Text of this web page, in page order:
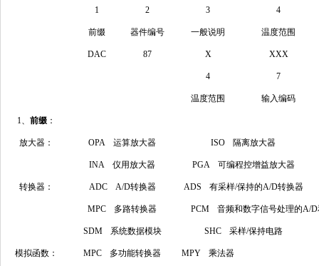
1 2 3 4
前缀 器件编号 一般说明 温度范围
DAC 87 X XXX
4 7
温度范围 输入编码
1、 前缀 ：
放大器： OPA 运算放大器 ISO 隔离放大器
INA 仪用放大器 PGA 可编程控增益放大器
转换器： ADC A/D转换器 ADS 有采样/保持的A/D转换器
MPC 多路转换器 PCM 音频和数字信号处理的A/D
SDM 系统数据模块 SHC 采样/保持电路
模拟函数： MPC 多功能转换器 MPY 乘法器